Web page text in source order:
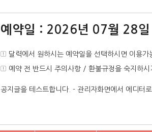
예약일 : 2026년 07월 28일
달력에서 원하시는 예약일을 선택하시면 이용가
예약 전 반드시 주의사항 / 환불규정을 숙지하시
공지글을 테스트합니다. - 관리자화면에서 에디터